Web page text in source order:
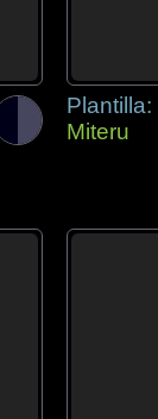
Plantilla:
Miteru